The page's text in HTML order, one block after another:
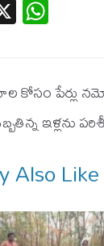
X W
ha
A
pp
కోసం పేర్లు
ఇళ్లను
Also Like